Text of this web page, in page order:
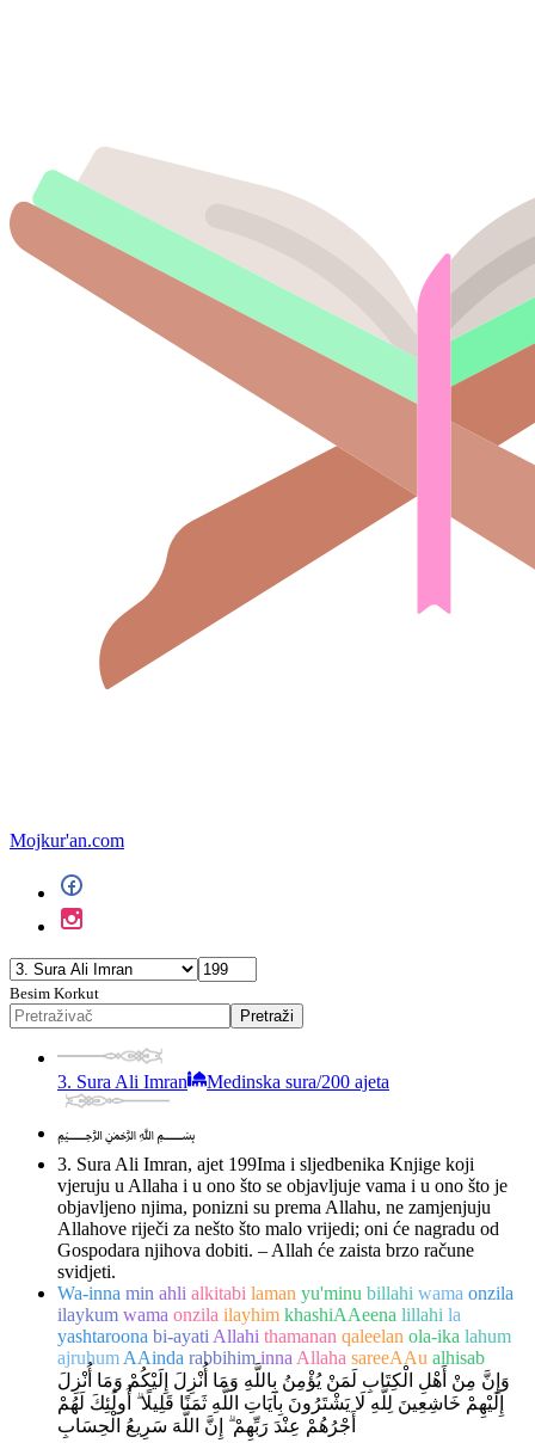
Mojkur'an.com
Besim Korkut
Pretraži
3. Sura Ali Imran Medinska sura/200 ajeta
﷽
3. Sura Ali Imran, ajet 199Ima i sljedbenika Knjige koji
vjeruju u Allaha i u ono što se objavljuje vama i u ono što je
objavljeno njima, ponizni su prema Allahu, ne zamjenjuju
Allahove riječi za nešto što malo vrijedi; oni će nagradu od
Gospodara njihova dobiti. – Allah će zaista brzo račune
svidjeti.
Wa-inna min ahli alkitabi laman yu'minu billahi wama onzila
ilaykum wama onzila ilayhim khashiAAeena lillahi la
yashtaroona bi-ayati Allahi thamanan qaleelan ola-ika lahum
ajruhum AAinda rabbihiminna Allaha sareeAAu alhisab
وَإِنَّ مِنْ أَهْلِ الْكِتَابِ لَمَنْ يُؤْمِنُ بِاللَّهِ وَمَا أُنْزِلَ إِلَيْكُمْ وَمَا أُنْزِلَ
إِلَيْهِمْ خَاشِعِينَ لِلَّهِ لَا يَشْتَرُونَ بِآيَاتِ اللَّهِ ثَمَنًا قَلِيلًا ۗ أُولَٰئِكَ لَهُمْ
أَجْرُهُمْ عِنْدَ رَبِّهِمْ ۗ إِنَّ اللَّهَ سَرِيعُ الْحِسَابِ